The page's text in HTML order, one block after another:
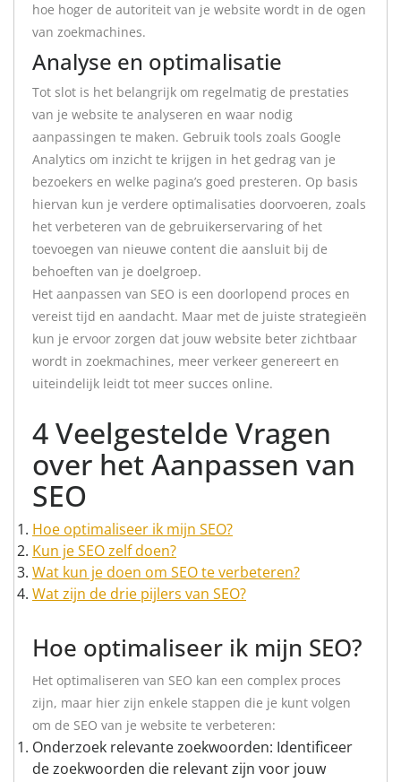
hoe hoger de autoriteit van je website wordt in de ogen
van zoekmachines.
Analyse en optimalisatie
Tot slot is het belangrijk om regelmatig de prestaties
van je website te analyseren en waar nodig
aanpassingen te maken. Gebruik tools zoals Google
Analytics om inzicht te krijgen in het gedrag van je
bezoekers en welke pagina’s goed presteren. Op basis
hiervan kun je verdere optimalisaties doorvoeren, zoals
het verbeteren van de gebruikerservaring of het
toevoegen van nieuwe content die aansluit bij de
behoeften van je doelgroep.
Het aanpassen van SEO is een doorlopend proces en
vereist tijd en aandacht. Maar met de juiste strategieën
kun je ervoor zorgen dat jouw website beter zichtbaar
wordt in zoekmachines, meer verkeer genereert en
uiteindelijk leidt tot meer succes online.
4 Veelgestelde Vragen
over het Aanpassen van
SEO
Hoe optimaliseer ik mijn SEO?
Kun je SEO zelf doen?
Wat kun je doen om SEO te verbeteren?
Wat zijn de drie pijlers van SEO?
Hoe optimaliseer ik mijn SEO?
Het optimaliseren van SEO kan een complex proces
zijn, maar hier zijn enkele stappen die je kunt volgen
om de SEO van je website te verbeteren:
Onderzoek relevante zoekwoorden: Identificeer
de zoekwoorden die relevant zijn voor jouw